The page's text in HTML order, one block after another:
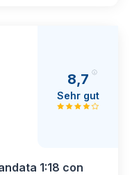
8,7
Sehr gut
1:18 con